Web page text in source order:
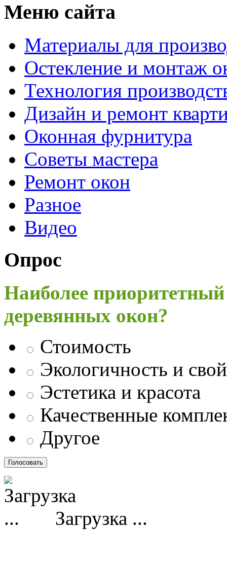
Меню сайта
Материалы для
Остекление и монтаж
Технология
Дизайн и ремонт
Оконная фурнитура
Советы мастера
Ремонт окон
Разное
Видео
Опрос
Наиболее
деревянных окон?
Стоимость
Экологичность и
Эстетика и красота
Качественные
Другое
Загрузка ...